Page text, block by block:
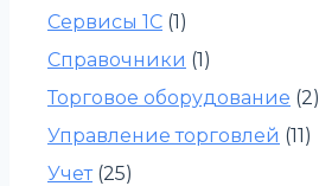
Сервисы 1С (1)
Справочники (1)
Торговое оборудование (2)
Управление торговлей (11)
Учет(25)